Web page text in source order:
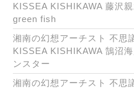
KISSEA KISHIKAWA 藤沢
green fish
湘南の幻想アーチスト 不思
KISSEA KISHIKAWA 鵠沼
ンスター
湘南の幻想アーチスト 不思